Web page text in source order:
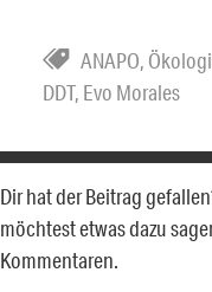
ANAPO,
DDT, Evo Morales
Dir hat der Beitrag
möchtest etwas dazu
Kommentaren.